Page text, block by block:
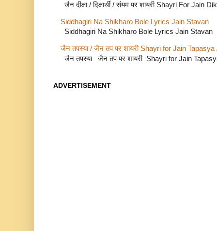
जैन दीक्षा / दिक्षार्थी / संयम पर शायरी Shayri For
Siddhagiri Na Shikharo Bole Lyrics Jain Stavan
Siddhagiri Na Shikharo Bole Lyrics Jain Stavan
जैन तपस्या / जैन तप पर शायरी Shayri for Jain Tapasya
जैन तपस्या जैन तप पर शायरी Shayri for Jain
ADVERTISEMENT